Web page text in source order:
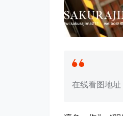
在线看图地址